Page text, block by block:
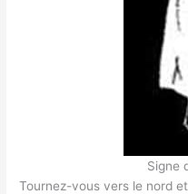
Signe
Tournez-vous vers le nord